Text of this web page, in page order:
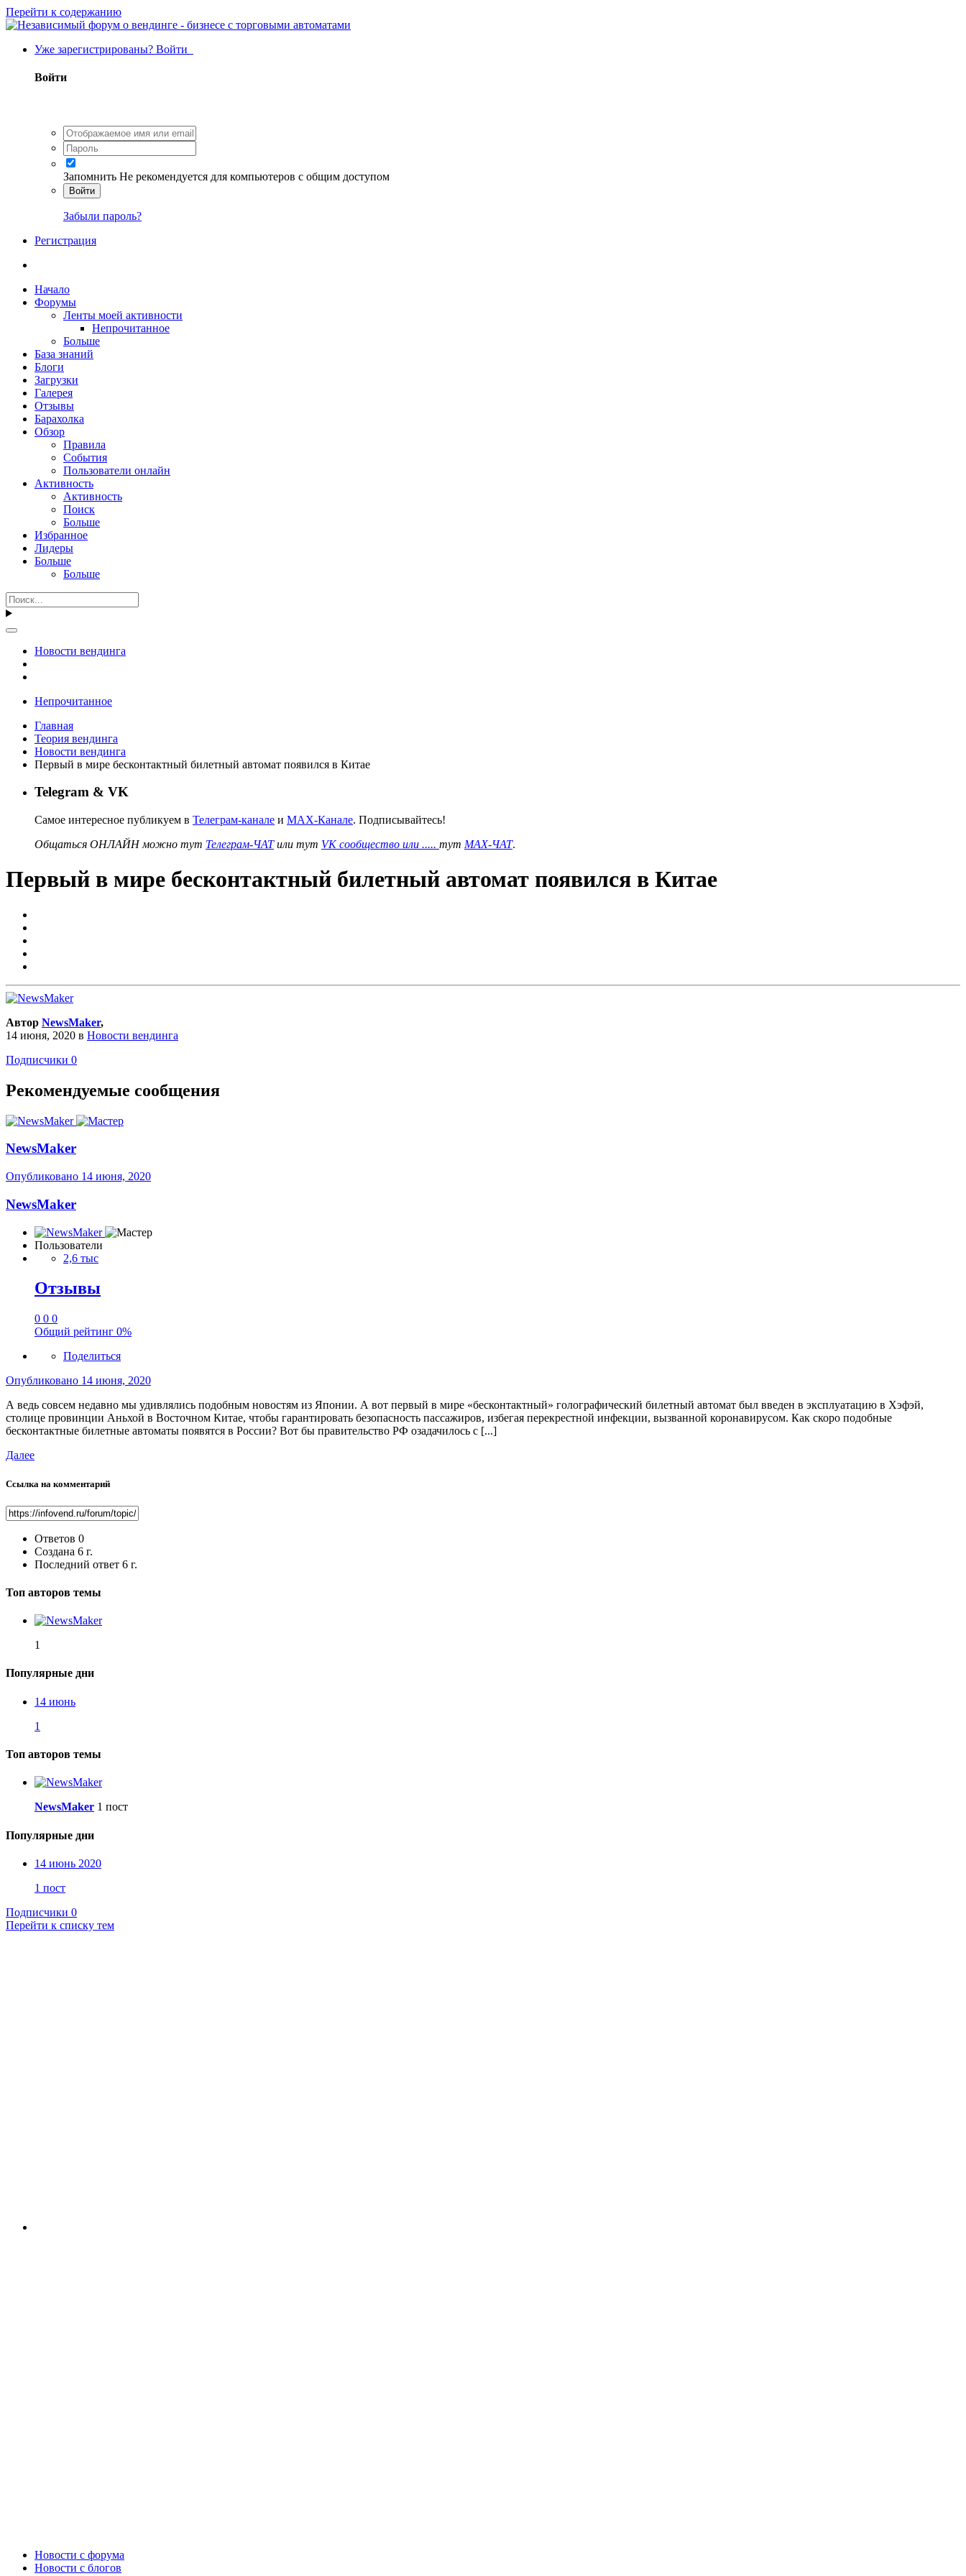
Перейти к содержанию
Уже зарегистрированы? Войти
Войти
Запомнить Не рекомендуется для компьютеров с общим доступом
Войти
Забыли пароль?
Регистрация
Начало
Форумы
Ленты моей активности
Непрочитанное
Больше
База знаний
Блоги
Загрузки
Галерея
Отзывы
Барахолка
Обзор
Правила
События
Пользователи онлайн
Активность
Активность
Поиск
Больше
Избранное
Лидеры
Больше
Больше
Новости вендинга
Непрочитанное
Главная
Теория вендинга
Новости вендинга
Первый в мире бесконтактный билетный автомат появился в Китае
Telegram & VK
Самое интересное публикуем в Телеграм-канале и MAX-Канале. Подписывайтесь!
Общаться ОНЛАЙН можно тут Телеграм-ЧАТили тут VK сообщество или ..... тут MAX-ЧАТ.
Первый в мире бесконтактный билетный автомат появился в Китае
Автор NewsMaker,
14 июня, 2020 в Новости вендинга
Подписчики 0
Рекомендуемые сообщения
NewsMaker
Опубликовано 14 июня, 2020
NewsMaker
Пользователи
2,6 тыс
Отзывы
0 0 0
Общий рейтинг 0%
Поделиться
Опубликовано 14 июня, 2020
А ведь совсем недавно мы удивлялись подобным новостям из Японии. А вот первый в мире «бесконтактный» голографический билетный автомат был введен в эксплуатацию в Хэфэй,
столице провинции Аньхой в Восточном Китае, чтобы гарантировать безопасность пассажиров, избегая перекрестной инфекции, вызванной коронавирусом. Как скоро подобные
бесконтактные билетные автоматы появятся в России? Вот бы правительство РФ озадачилось с [...]
Далее
Ссылка на комментарий
Ответов 0
Создана 6 г.
Последний ответ 6 г.
Топ авторов темы
1
Популярные дни
14 июнь
1
Топ авторов темы
NewsMaker 1 пост
Популярные дни
14 июнь 2020
1 пост
Подписчики 0
Перейти к списку тем
Новости c форума
Новости с блогов